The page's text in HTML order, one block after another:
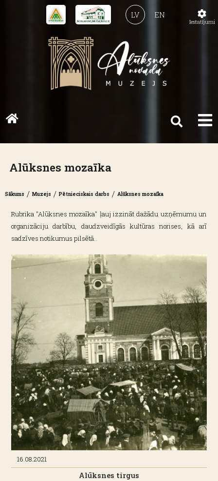
EN
LV
Alūksnes mozaīka
Sākums / Muzejs / Pētnieciskais darbs / Alūksnes mozaīka
Rubrika "Alūksnes mozaīka" ļauj izzināt dažādu uzņēmumu un
organizāciju darbību, daudzveidīgās kultūras norises, kā arī
sadzīves notikumus pilsētā.
16.08.2021
Alūksnes tirgus
Iestatījumi